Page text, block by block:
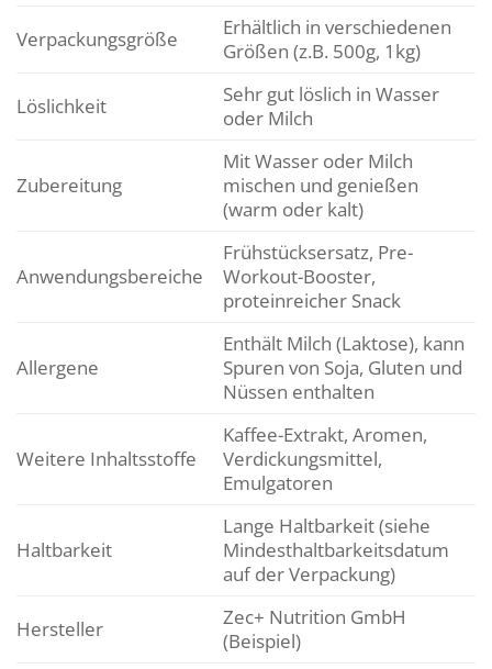
Verpackungsgröße
Erhältlich in verschiedenen
Größen (z.B. 500g, 1kg)
Löslichkeit
Sehr gut löslich in Wasser
oder Milch
Zubereitung
Mit Wasser oder Milch
mischen und genießen
(warm oder kalt)
Anwendungsbereiche
Frühstücksersatz, Pre-
Workout-Booster,
proteinreicher Snack
Allergene
Enthält Milch (Laktose), kann
Spuren von Soja, Gluten und
Nüssen enthalten
Weitere Inhaltsstoffe
Kaffee-Extrakt, Aromen,
Verdickungsmittel,
Emulgatoren
Haltbarkeit
Lange Haltbarkeit (siehe
Mindesthaltbarkeitsdatum
auf der Verpackung)
Hersteller
Zec+ Nutrition GmbH
(Beispiel)